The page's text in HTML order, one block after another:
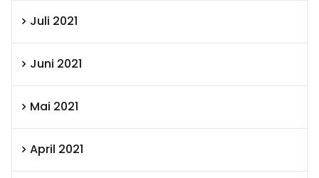
Juli 2021
Juni 2021
Mai 2021
April 2021